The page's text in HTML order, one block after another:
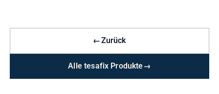
←Zurück
Alle tesafix Produkte→